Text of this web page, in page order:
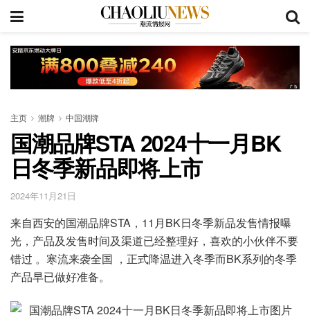
主页 潮牌 中国潮牌
国潮品牌STA 2024十一月BK
日冬季新品即将上市
2024年11月21日
来自西安的国潮品牌STA，11月BK日冬季新品发售情报曝
光，产品及发售时间及渠道已经整理好，喜欢的小伙伴不要
错过 。寒流来袭全国 ，正式降温进入冬季而BK系列的冬季
产品早已做好准备。